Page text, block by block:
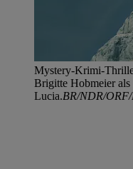
Mystery-Krimi-
Brigitte Hobmeier
Lucia.BR/NDR/